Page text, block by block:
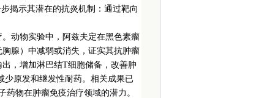
揭示其潜在的抗炎机制：通过靶向
动物实验中，阿兹夫定在黑色素瘤
腺）中减弱或消失，证实其抗肿瘤
，增加淋巴结T细胞储备，改善肿
少原发和继发性耐药。相关成果已
物在肿瘤免疫治疗领域的潜力。